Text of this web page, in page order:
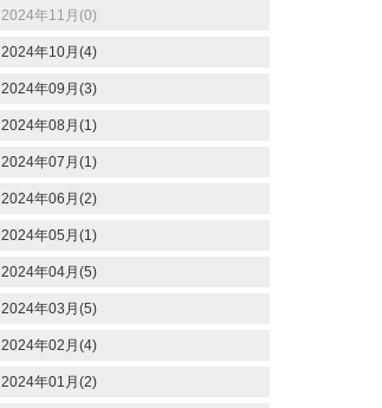
2024年11月(0)
2024年10月(4)
2024年09月(3)
2024年08月(1)
2024年07月(1)
2024年06月(2)
2024年05月(1)
2024年04月(5)
2024年03月(5)
2024年02月(4)
2024年01月(2)